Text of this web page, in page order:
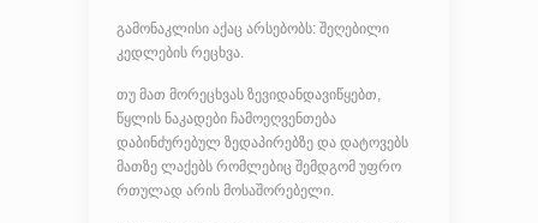
გამონაკლისი აქაც არსებობს: შეღებილი
კედლების რეცხვა.
თუ მათ მორეცხვას ზევიდანდავიწყებთ,
წყლის ნაკადები ჩამოეღვენთება
დაბინძურებულ ზედაპირებზე და დატოვებს
მათზე ლაქებს რომლებიც შემდგომ უფრო
რთულად არის მოსაშორებელი.